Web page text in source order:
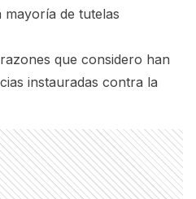
de tutelas
que considero han
instauradas contra la